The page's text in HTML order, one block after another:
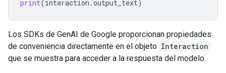
print(interaction .output_text)
Los SDKs de GenAI de Google proporcionan propiedades
de conveniencia directamente en el objeto Interaction
que se muestra para acceder a la respuesta del modelo.